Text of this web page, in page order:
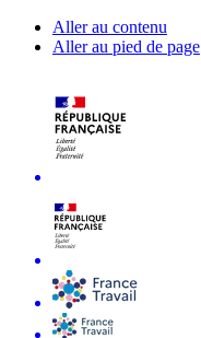
Aller au contenu
Aller au pied de page